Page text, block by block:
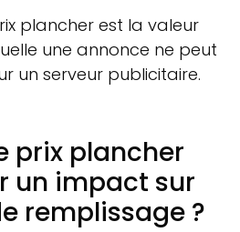
plancher est la valeur
une annonce ne peut
un serveur publicitaire.
prix plancher
un impact sur
remplissage ?